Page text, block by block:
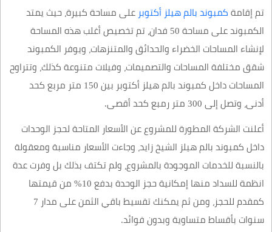
تم إقامة كمبوند بالم هيلز أكتوبر على مساحة كبيرة، حيث يمتد
الكمبوند على مساحة 50 فدان، تم تخصيص أغلب هذه المساحة
لإنشاء المساحات الخضراء والحدائق والمتنزهات، ويوفر الكمبوند
شقق مختلفة المساحات والتصميمات، وفيلات متنوعة كذلك، وتتراوح
المساحات داخل كمبوند بالم هيلز أكتوبر بين 150 متر مربع كحد
أدنى، وتصل إلى 300 متر رمبع كحد أقصى.
أعلنت الشركة المطورة للمشروع عن الأسعار المتاحة لحجز الوحدات
داخل كمبوند بالم هيلز الشيخ زايد، وجاءت الأسعار مناسبة ومعقولة
بالنسبة للخدمات الموجودة بالمشروع، ولم تكتف بذلك بل وفرت عدة
انظمة للسداد منها إمكانية حجز الوحدة بدفع 10% من قيمتها
كمقدم للحجز، ومن ثم يمكنك تقسيط باقي الثمن على مدار 7
سنوات بأقساط متساوية وبدون فوائد.